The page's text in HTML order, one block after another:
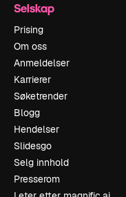
Selskap
Prising
Om oss
Anmeldelser
Karrierer
Søketrender
Blogg
Hendelser
Slidesgo
Selg innhold
Presserom